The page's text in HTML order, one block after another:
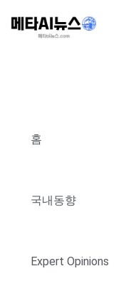
홈
국내동향
Expert Opinions